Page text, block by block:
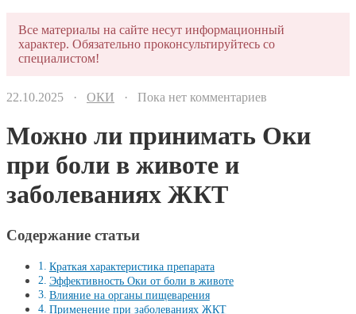
Все материалы на сайте несут информационный
характер. Обязательно проконсультируйтесь со
специалистом!
22.10.2025 · ОКИ · Пока нет комментариев
Можно ли принимать Оки
при боли в животе и
заболеваниях ЖКТ
Содержание статьи
Краткая характеристика препарата
Эффективность Оки от боли в животе
Влияние на органы пищеварения
Применение при заболеваниях ЖКТ